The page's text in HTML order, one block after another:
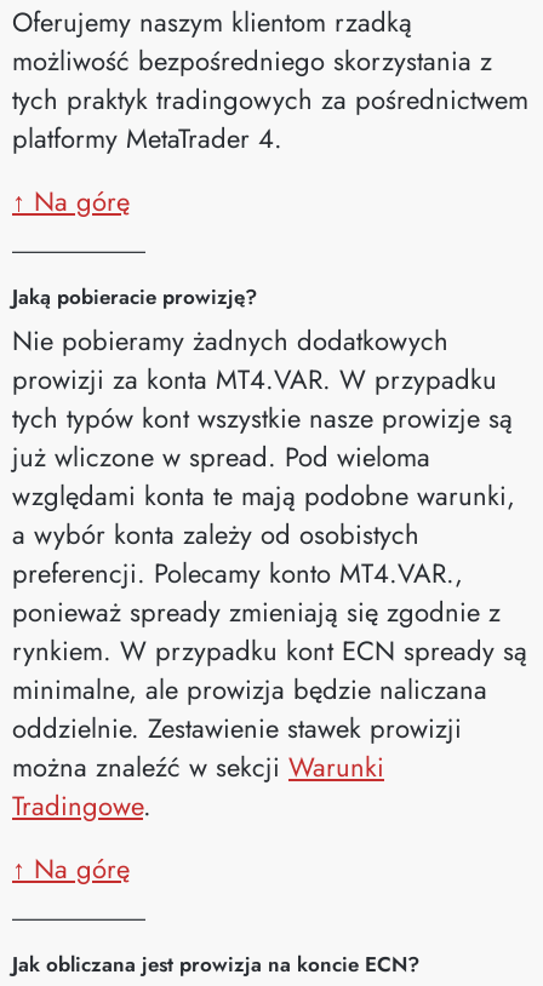
Oferujemy naszym klientom rzadką
możliwość bezpośredniego skorzystania z
tych praktyk tradingowych za pośrednictwem
platformy MetaTrader 4.
↑ Na górę
Jaką pobieracie prowizję?
Nie pobieramy żadnych dodatkowych
prowizji za konta MT4.VAR. W przypadku
tych typów kont wszystkie nasze prowizje są
już wliczone w spread. Pod wieloma
względami konta te mają podobne warunki,
a wybór konta zależy od osobistych
preferencji. Polecamy konto MT4.VAR.,
ponieważ spready zmieniają się zgodnie z
rynkiem. W przypadku kont ECN spready są
minimalne, ale prowizja będzie naliczana
oddzielnie. Zestawienie stawek prowizji
można znaleźć w sekcji Warunki
Tradingowe.
↑ Na górę
Jak obliczana jest prowizja na koncie ECN?